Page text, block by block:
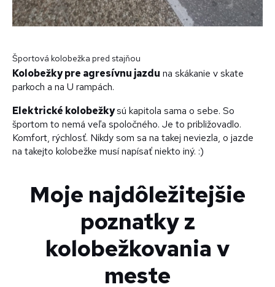
Športová kolobežka pred stajňou
Kolobežky pre agresívnu jazdu na skákanie v skate
parkoch a na U rampách.
Elektrické kolobežkysú kapitola sama o sebe. So
športom to nemá veľa spoločného. Je to približovadlo.
Komfort, rýchlosť. Nikdy som sa na takej neviezla, o jazde
na takejto kolobežke musí napísať niekto iný. :)
Moje najdôležitejšie
poznatky z
kolobežkovania v
meste